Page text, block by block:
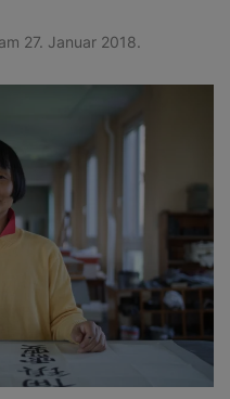
am 27. Januar 2018.